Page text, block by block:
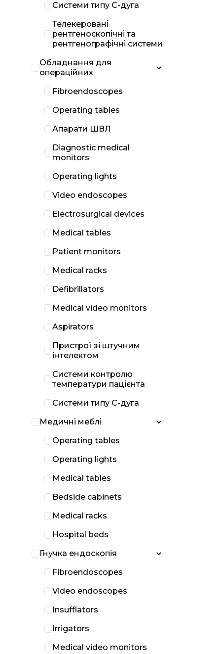
Системи типу С-дуга
Телекеровані
рентгеноскопічні та
рентгенографічні системи
Обладнання для
операційних
Fibroendoscopes
Operating tables
Апарати ШВЛ
Diagnostic medical
monitors
Operating lights
Video endoscopes
Electrosurgical devices
Medical tables
Patient monitors
Medical racks
Defibrillators
Medical video monitors
Aspirators
Пристрої зі штучним
інтелектом
Системи контролю
температури пацієнта
Системи типу С-дуга
Медичні меблі
Operating tables
Operating lights
Medical tables
Bedside cabinets
Medical racks
Hospital beds
Гнучка ендоскопія
Fibroendoscopes
Video endoscopes
Insufflators
Irrigators
Medical video monitors